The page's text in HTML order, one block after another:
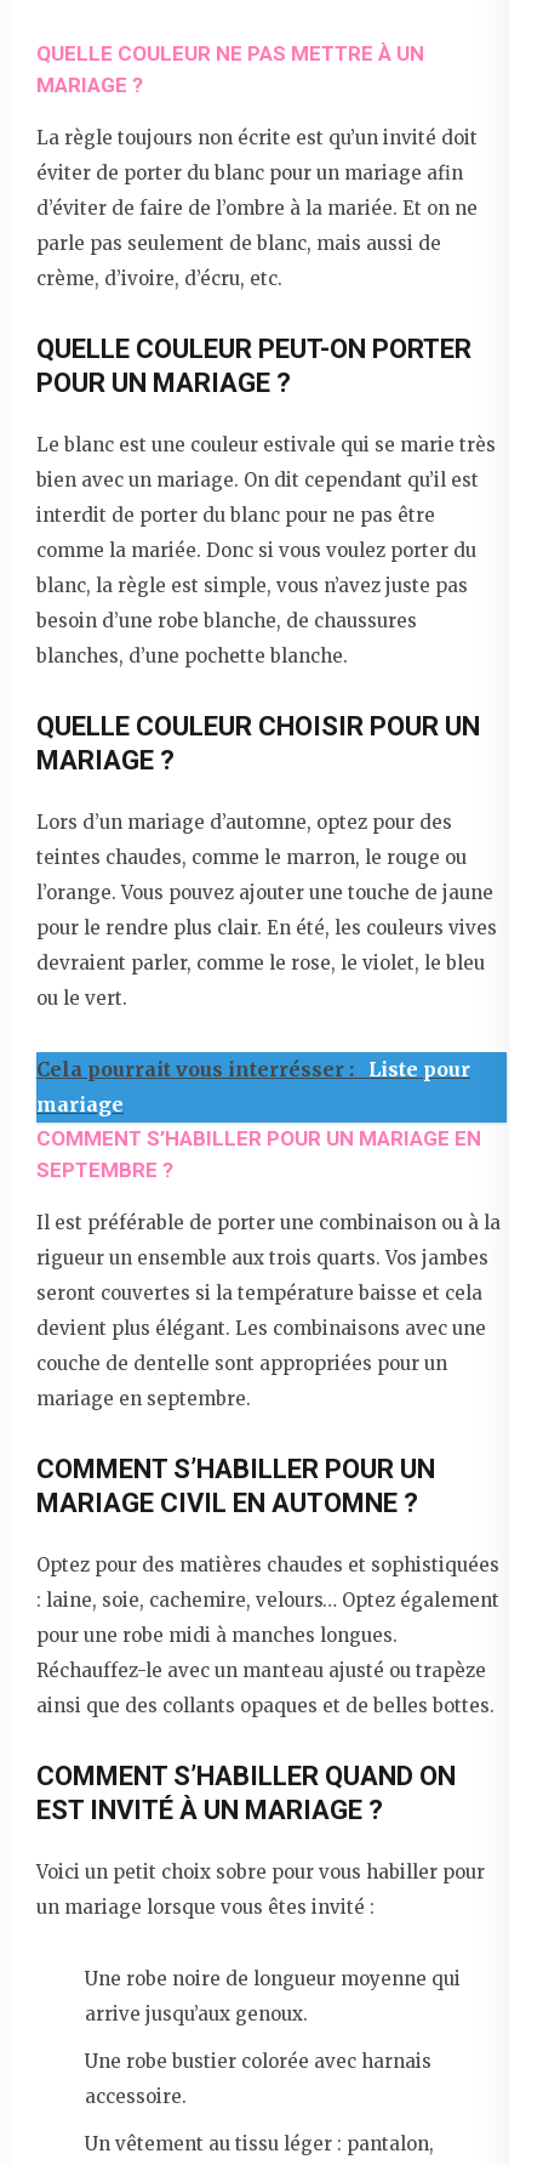
QUELLE COULEUR NE PAS METTRE À UN
MARIAGE ?
La règle toujours non écrite est qu’un invité doit
éviter de porter du blanc pour un mariage afin
d’éviter de faire de l’ombre à la mariée. Et on ne
parle pas seulement de blanc, mais aussi de
crème, d’ivoire, d’écru, etc.
QUELLE COULEUR PEUT-ON PORTER
POUR UN MARIAGE ?
Le blanc est une couleur estivale qui se marie très
bien avec un mariage. On dit cependant qu’il est
interdit de porter du blanc pour ne pas être
comme la mariée. Donc si vous voulez porter du
blanc, la règle est simple, vous n’avez juste pas
besoin d’une robe blanche, de chaussures
blanches, d’une pochette blanche.
QUELLE COULEUR CHOISIR POUR UN
MARIAGE ?
Lors d’un mariage d’automne, optez pour des
teintes chaudes, comme le marron, le rouge ou
l’orange. Vous pouvez ajouter une touche de jaune
pour le rendre plus clair. En été, les couleurs vives
devraient parler, comme le rose, le violet, le bleu
ou le vert.
Cela pourrait vous interrésser :
Liste pour
mariage
COMMENT S’HABILLER POUR UN MARIAGE EN
SEPTEMBRE ?
Il est préférable de porter une combinaison ou à la
rigueur un ensemble aux trois quarts. Vos jambes
seront couvertes si la température baisse et cela
devient plus élégant. Les combinaisons avec une
couche de dentelle sont appropriées pour un
mariage en septembre.
COMMENT S’HABILLER POUR UN
MARIAGE CIVIL EN AUTOMNE ?
Optez pour des matières chaudes et sophistiquées
: laine, soie, cachemire, velours… Optez également
pour une robe midi à manches longues.
Réchauffez-le avec un manteau ajusté ou trapèze
ainsi que des collants opaques et de belles bottes.
COMMENT S’HABILLER QUAND ON
EST INVITÉ À UN MARIAGE ?
Voici un petit choix sobre pour vous habiller pour
un mariage lorsque vous êtes invité :
Une robe noire de longueur moyenne qui
arrive jusqu’aux genoux.
Une robe bustier colorée avec harnais
accessoire.
Un vêtement au tissu léger : pantalon,